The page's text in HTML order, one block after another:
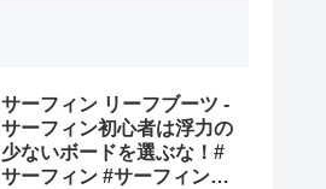
サーフィン リーフブーツ -
サーフィン初心者は浮力の
少ないボードを選ぶな！#
サーフィン #サーフィンス